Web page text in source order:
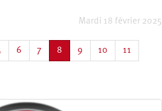
Mardi 18 février 2025
Page
6 Page
7
Page
courante
8 Page
9 Page
10 Page
11